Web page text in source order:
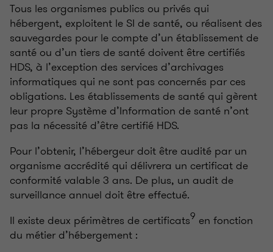
Tous les organismes publics ou privés qui
hébergent, exploitent le SI de santé, ou réalisent des
sauvegardes pour le compte d’un établissement de
santé ou d’un tiers de santé doivent être certifiés
HDS, à l’exception des services d’archivages
informatiques qui ne sont pas concernés par ces
obligations. Les établissements de santé qui gèrent
leur propre Système d’Information de santé n’ont
pas la nécessité d’être certifié HDS.
Pour l’obtenir, l’hébergeur doit être audité par un
organisme accrédité qui délivrera un certificat de
conformité valable 3 ans. De plus, un audit de
surveillance annuel doit être effectué.
Il existe deux périmètres de certificats9 en fonction
du métier d’hébergement :